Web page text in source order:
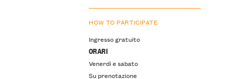
HOW TO PARTICIPATE
Ingresso gratuito
ORARI
Venerdì e sabato
Su prenotazione